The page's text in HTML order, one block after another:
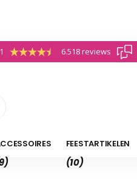
6.518 reviews
FEESTARTIKELEN
(10)